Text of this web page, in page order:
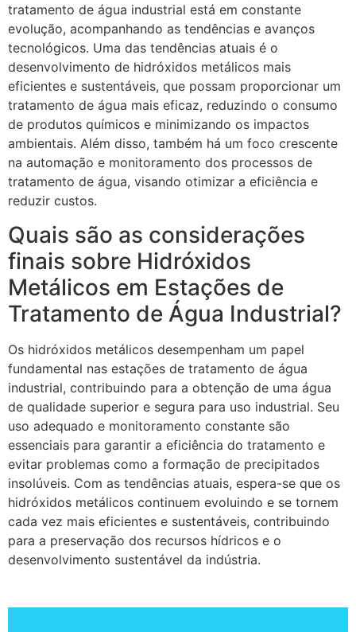
tratamento de água industrial está em constante
evolução, acompanhando as tendências e avanços
tecnológicos. Uma das tendências atuais é o
desenvolvimento de hidróxidos metálicos mais
eficientes e sustentáveis, que possam proporcionar um
tratamento de água mais eficaz, reduzindo o consumo
de produtos químicos e minimizando os impactos
ambientais. Além disso, também há um foco crescente
na automação e monitoramento dos processos de
tratamento de água, visando otimizar a eficiência e
reduzir custos.
Quais são as considerações
finais sobre Hidróxidos
Metálicos em Estações de
Tratamento de Água Industrial?
Os hidróxidos metálicos desempenham um papel
fundamental nas estações de tratamento de água
industrial, contribuindo para a obtenção de uma água
de qualidade superior e segura para uso industrial. Seu
uso adequado e monitoramento constante são
essenciais para garantir a eficiência do tratamento e
evitar problemas como a formação de precipitados
insolúveis. Com as tendências atuais, espera-se que os
hidróxidos metálicos continuem evoluindo e se tornem
cada vez mais eficientes e sustentáveis, contribuindo
para a preservação dos recursos hídricos e o
desenvolvimento sustentável da indústria.